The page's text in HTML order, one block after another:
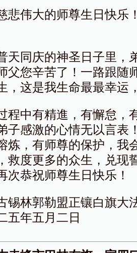
悲伟大的师尊生日快乐
天同庆的神圣日子里，
父您辛苦了！一路跟随
，这是我生命最最幸运
程中有精進，有懈怠，
子感激的心情无以言表
炼，有师尊的保护，我
救度更多的众生，兑现
次恭祝师尊生日快乐！
锡林郭勒盟正镶白旗大
五年五月二日